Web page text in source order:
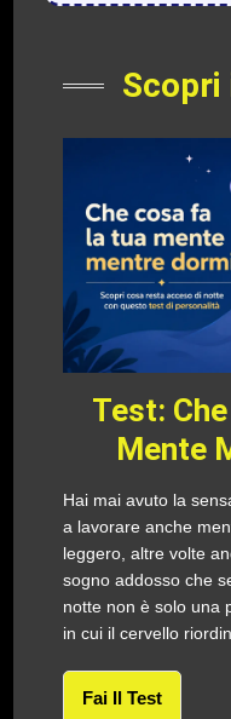
Test:
Mente
Hai mai avuto la
a lavorare anche
leggero, altre volte
sogno addosso che
notte non è solo una
in cui il cervello
Fai Il Test